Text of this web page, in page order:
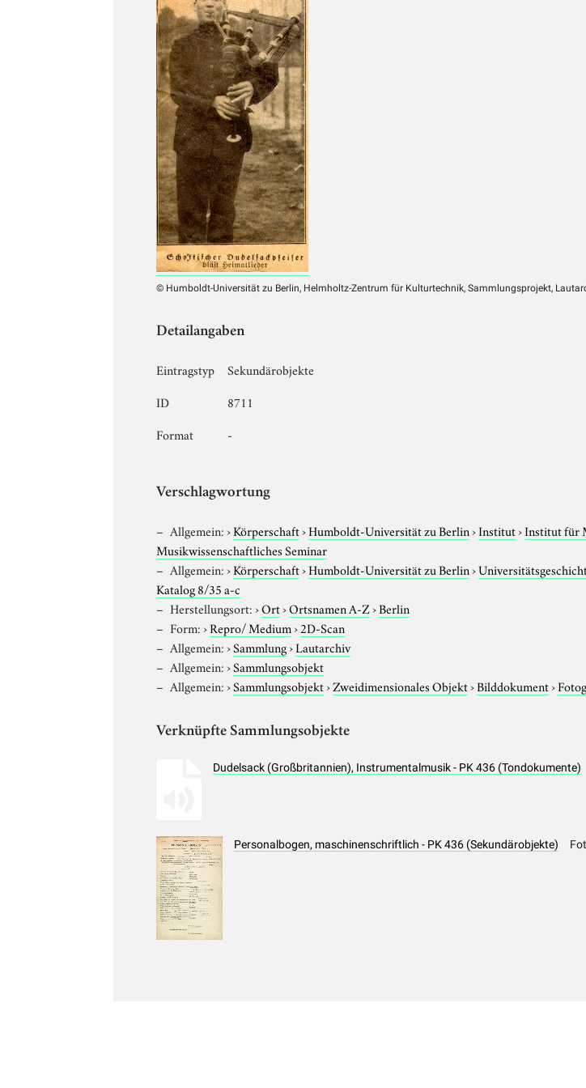
© Humboldt-Universität zu Berlin, Helmholtz-Zentrum für Kulturtechnik, Sammlungsprojekt,
Detailangaben
Eintragstyp
Sekundärobjekte
ID
8711
Format
-
Verschlagwortung
Allgemein:›Körperschaft›Humboldt-Universität zu Berlin›Institut›Institut für
Musikwissenschaftliches Seminar
Allgemein:›Körperschaft›Humboldt-Universität zu Berlin›
Katalog 8/35 a-c
Herstellungsort:›Ort›Ortsnamen A-Z›Berlin
Form:›Repro/ Medium›2D-Scan
Allgemein:›Sammlung›Lautarchiv
Allgemein:›Sammlungsobjekt
Allgemein:›Sammlungsobjekt›Zweidimensionales Objekt›Bilddokument›
Verknüpfte Sammlungsobjekte
Dudelsack (Großbritannien), Instrumentalmusik - PK 436 (Tondokumente)
Personalbogen, maschinenschriftlich - PK 436 (Sekundärobjekte)